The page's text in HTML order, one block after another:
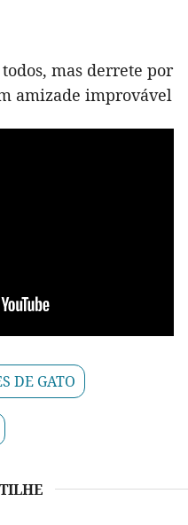
mas derrete por
amizade improvável
DE GATO